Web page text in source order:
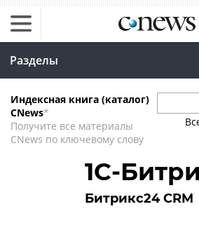
Разделы
Индексная книга (каталог)
CNews*
Получите все материалы
CNews по ключевому слову
1С-
Битрикс24 CRM